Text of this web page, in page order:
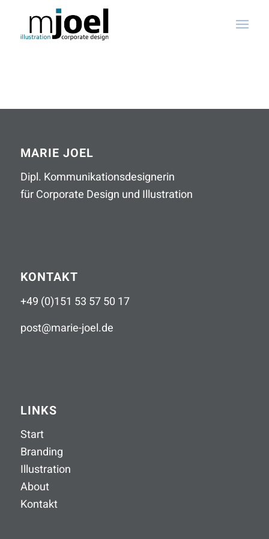
MARIE JOEL
Dipl. Kommunikationsdesignerin
für Corporate Design und Illustration
KONTAKT
+49 (0)151 53 57 50 17
post@marie-joel.de
LINKS
Start
Branding
Illustration
About
Kontakt